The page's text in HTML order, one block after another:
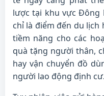
lược tại khu vực Đông
chỉ là điểm đến du
tiềm năng cho các
quà tặng người thân,
hay vận chuyển đồ
người lao động định cư.